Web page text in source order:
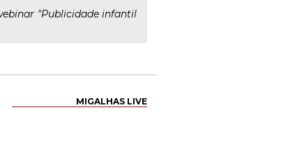
"Publicidade infantil
MIGALHAS LIVE